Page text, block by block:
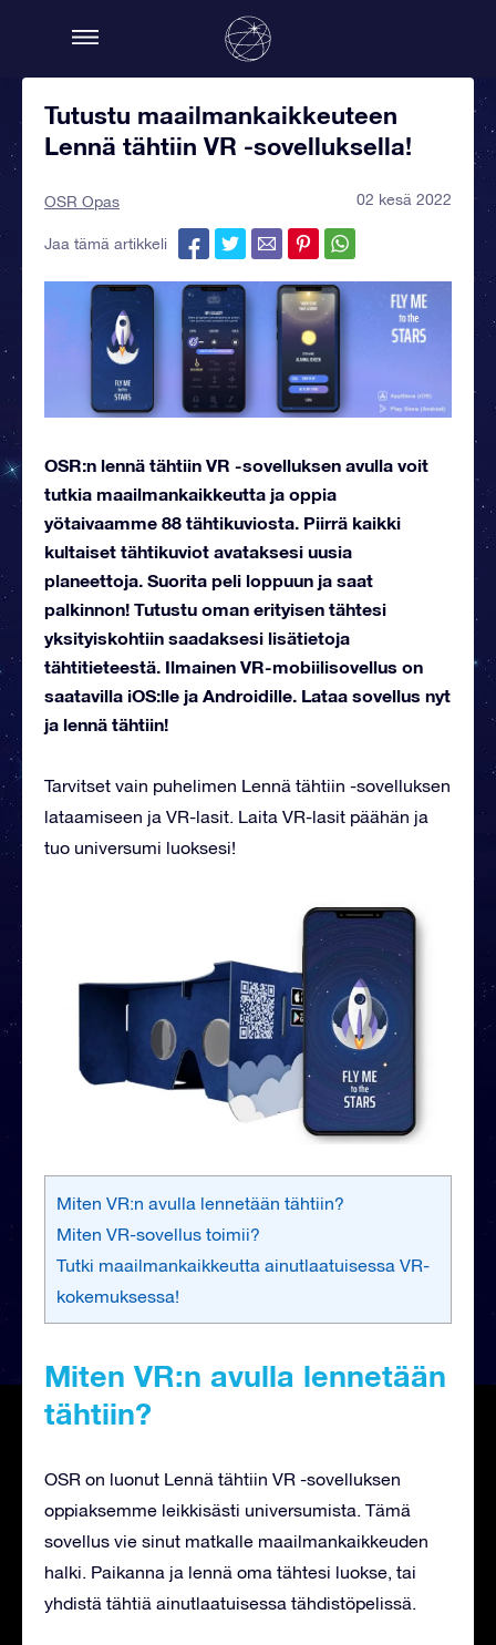
Tutustu maailmankaikkeuteen
Lennä tähtiin VR -sovelluksella!
OSR Opas 02 kesä 2022
Jaa tämä artikkeli
OSR:n lennä tähtiin VR -sovelluksen avulla voit
tutkia maailmankaikkeutta ja oppia
yötaivaamme 88 tähtikuviosta. Piirrä kaikki
kultaiset tähtikuviot avataksesi uusia
planeettoja. Suorita peli loppuun ja saat
palkinnon! Tutustu oman erityisen tähtesi
yksityiskohtiin saadaksesi lisätietoja
tähtitieteestä. Ilmainen VR-mobiilisovellus on
saatavilla iOS:lle ja Androidille. Lataa sovellus nyt
ja lennä tähtiin!
Tarvitset vain puhelimen Lennä tähtiin -sovelluksen
lataamiseen ja VR-lasit. Laita VR-lasit päähän ja
tuo universumi luoksesi!
Miten VR:n avulla lennetään tähtiin?
Miten VR-sovellus toimii?
Tutki maailmankaikkeutta ainutlaatuisessa VR-
kokemuksessa!
Miten VR:n avulla lennetään
tähtiin?
OSR on luonut Lennä tähtiin VR -sovelluksen
oppiaksemme leikkisästi universumista. Tämä
sovellus vie sinut matkalle maailmankaikkeuden
halki. Paikanna ja lennä oma tähtesi luokse, tai
yhdistä tähtiä ainutlaatuisessa tähdistöpelissä.